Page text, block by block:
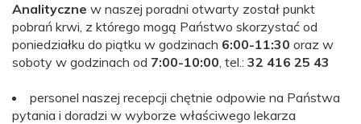
Analityczne w naszej poradni otwarty został punkt
pobrań krwi, z którego mogą Państwo skorzystać od
poniedziałku do piątku w godzinach 6:00-11:30 oraz w
soboty w godzinach od 7:00-10:00, tel.: 32 416 25 43
personel naszej recepcji chętnie odpowie na Państwa
pytania i doradzi w wyborze właściwego lekarza